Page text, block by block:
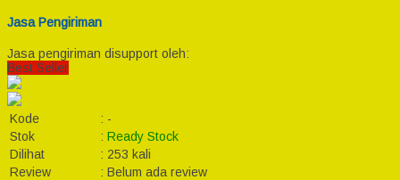
Jasa Pengiriman
Jasa pengiriman disupport oleh:
Best Seller
Kode : -
Stok
: Ready Stock
Dilihat
: 253 kali
Review
: Belum ada review